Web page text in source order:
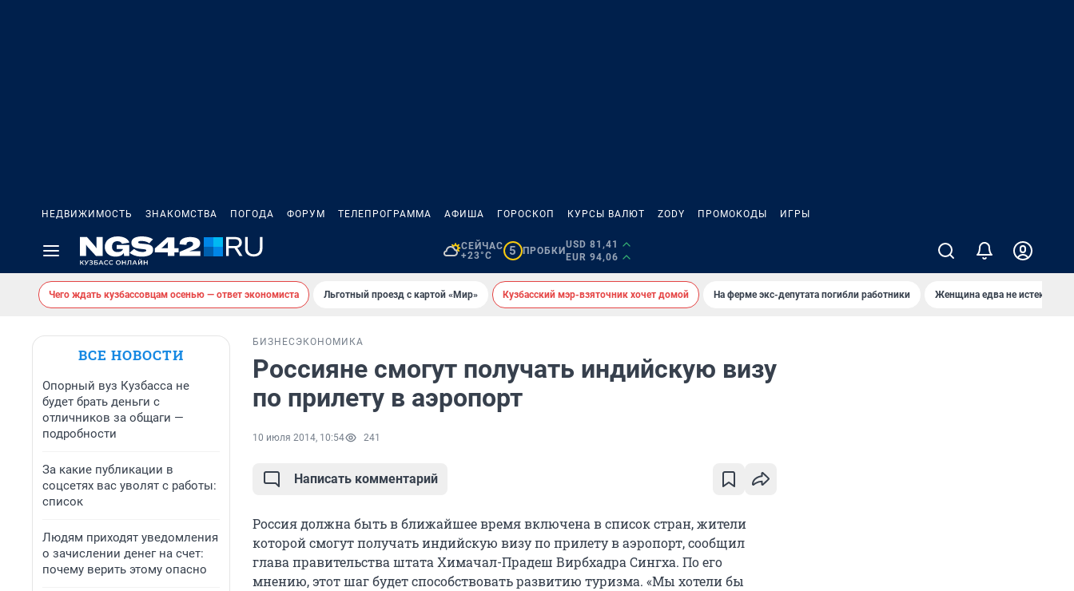
НЕДВИЖИМОСТЬ ЗНАКОМСТВА ПОГОДА ФОРУМ ТЕЛЕПРОГРАММА АФИША ГОРОСКОП КУРСЫ ВАЛЮТ ZODY ПРОМОКОДЫ ИГРЫ
СЕЙЧАС
+23°C
5 ПРОБКИ
USD 81,41
EUR 94,06
Чего ждать кузбассовцам осенью — ответ экономиста Льготный проезд с картой «Мир» Кузбасский мэр-взяточник хочет домой На ферме экс-депутата погибли работники Женщина едва не истекла
ВСЕ НОВОСТИ
Опорный вуз Кузбасса не
будет брать деньги с
отличников за общаги —
подробности
За какие публикации в
соцсетях вас уволят с работы:
список
Людям приходят уведомления
о зачислении денег на счет:
почему верить этому опасно
БИЗНЕС ЭКОНОМИКА
Россияне смогут получать индийскую визу
по прилету в аэропорт
10 июля 2014, 10:54 241
Написать комментарий
Россия должна быть в ближайшее время включена в список стран, жители
которой смогут получать индийскую визу по прилету в аэропорт, сообщил
глава правительства штата Химачал-Прадеш Вирбхадра Сингха. По его
мнению, этот шаг будет способствовать развитию туризма. «Мы хотели бы